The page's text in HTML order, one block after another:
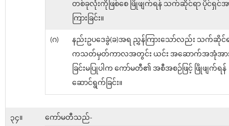
တစ်ခုလုံးကိုဖြစ်စေ ဖြိုဖျက်ရန် သက်ဆိုင်ရာ ပိုင်ရှင်အ
ကြားခြင်း။
(ဂ)
နည်းဥပဒေခွဲ(ခ)အရ ညွှန်ကြားသော်လည်း သက်ဆိုင်ရ
ကသတ်မှတ်ကာလအတွင်း ယင်း အဆောက်အအုံအား
ခြင်းမပြုပါက ကော်မတီ၏ အစီအစဉ်ဖြင့် ဖြိုဖျက်ရန်
ဆောင်ရွက်ခြင်း။
၃၄။ ကော်မတီသည်-